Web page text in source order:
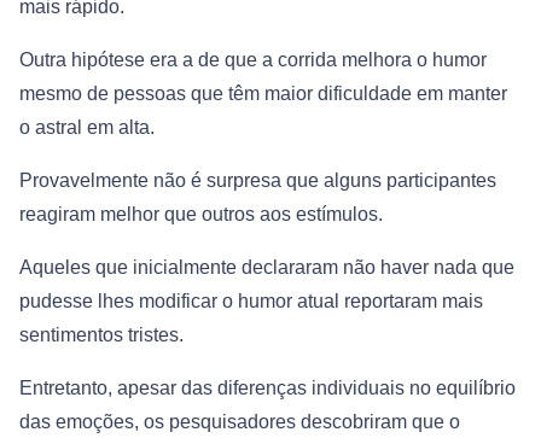
mais rápido.
Outra hipótese era a de que a corrida melhora o humor
mesmo de pessoas que têm maior dificuldade em manter
o astral em alta.
Provavelmente não é surpresa que alguns participantes
reagiram melhor que outros aos estímulos.
Aqueles que inicialmente declararam não haver nada que
pudesse lhes modificar o humor atual reportaram mais
sentimentos tristes.
Entretanto, apesar das diferenças individuais no equilíbrio
das emoções, os pesquisadores descobriram que o